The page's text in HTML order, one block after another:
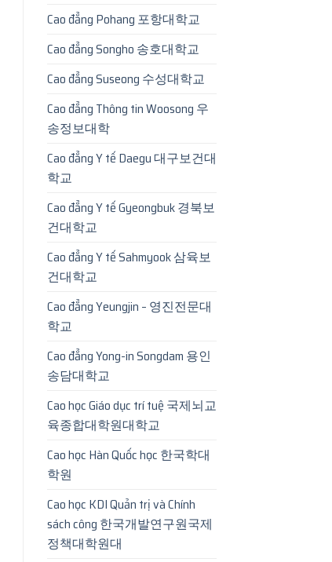
Cao đẳng Pohang 포항대학교
Cao đẳng Songho 송호대학교
Cao đẳng Suseong 수성대학교
Cao đẳng Thông tin Woosong 우
송정보대학
Cao đẳng Y tế Daegu 대구보건대
학교
Cao đẳng Y tế Gyeongbuk 경북보
건대학교
Cao đẳng Y tế Sahmyook 삼육보
건대학교
Cao đẳng Yeungjin – 영진전문대
학교
Cao đẳng Yong-in Songdam 용인
송담대학교
Cao học Giáo dục trí tuệ 국제뇌교
육종합대학원대학교
Cao học Hàn Quốc học 한국학대
학원
Cao học KDI Quản trị và Chính
sách công 한국개발연구원국제
정책대학원대